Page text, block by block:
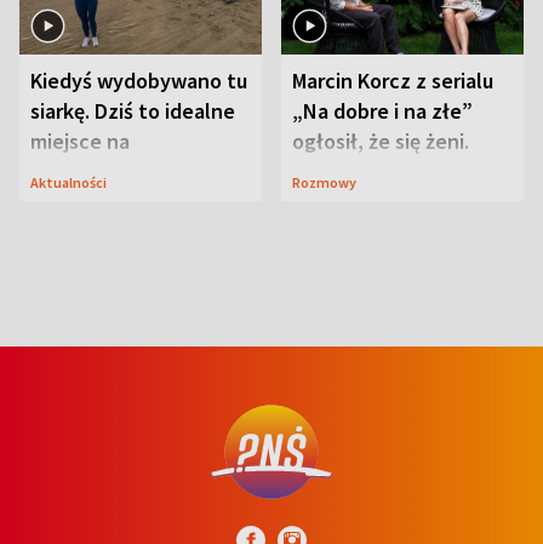
Kiedyś wydobywano tu
siarkę. Dziś to idealne
miejsce na
wypoczynek
Aktualności
Marcin Korcz z serialu
„Na dobre i na złe”
ogłosił, że się żeni.
Zdradził, co zmienił
Rozmowy